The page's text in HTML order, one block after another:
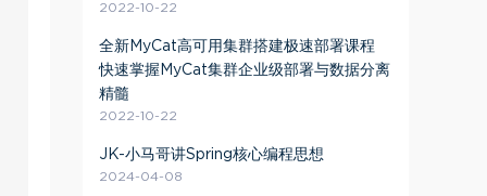
2022-10-22
全新MyCat高可用集群搭建极速部署课程
快速掌握MyCat集群企业级部署与数据分离
精髓
2022-10-22
JK-小马哥讲Spring核心编程思想
2024-04-08